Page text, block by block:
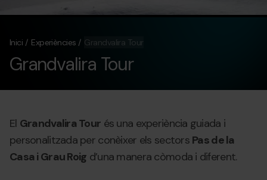
Inici Experiències Grandvalira Tour
Grandvalira Tour
El Grandvalira Tour és una experiència guiada i
personalitzada per conèixer els sectors Pas de la
Casa i Grau Roig d’una manera còmoda i diferent.